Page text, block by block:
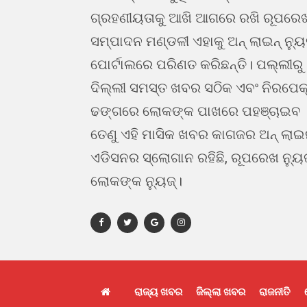
ଗ୍ରହଣୀୟତାକୁ ଆଖି ଆଗରେ ରଖି
ସମ୍ପାଦନ ମଣ୍ଡଳୀ ଏହାକୁ ଅନ୍ ଲାଇନ୍
ପୋର୍ଟାଲରେ ପରିଣତ କରିଛନ୍ତି। ପଲ୍ଲୀରୁ
ଦିଲ୍ଲୀ ସମସ୍ତ ଖବର ସଠିକ ଏବଂ
ଢଙ୍ଗରେ ଲୋକଙ୍କ ପାଖରେ ପହଞ୍ଚାଇବ
ତେଣୁ ଏହି ମାସିକ ଖବର କାଗଜର ଅନ୍
ଏଡିସନର ସ୍ଲୋଗାନ ରହିଛି, ରୂପରେଖ
ଲୋକଙ୍କ ନ୍ୟୁଜ୍।
ରାଜ୍ୟ ଖବର ଜିଲ୍ଲା ଖବର ରାଜନୀତି